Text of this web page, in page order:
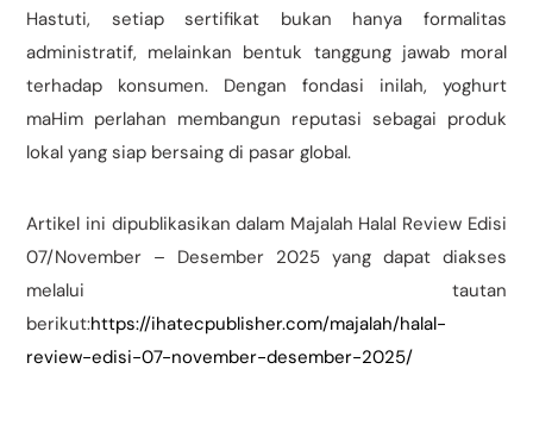
Hastuti, setiap sertifikat bukan hanya formalitas
administratif, melainkan bentuk tanggung jawab moral
terhadap konsumen. Dengan fondasi inilah, yoghurt
maHim perlahan membangun reputasi sebagai produk
lokal yang siap bersaing di pasar global.
Artikel ini dipublikasikan dalam Majalah Halal Review Edisi
07/November – Desember 2025 yang dapat diakses
melalui tautan
berikut:https://ihatecpublisher.com/majalah/halal-
review-edisi-07-november-desember-2025/